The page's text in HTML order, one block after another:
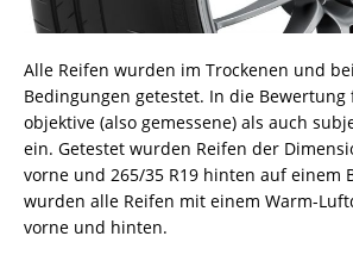
Alle Reifen wurden im Trockenen und
Bedingungen getestet. In die Bewertung
objektive (also gemessene) als auch
ein. Getestet wurden Reifen der
vorne und 265/35 R19 hinten auf einem
wurden alle Reifen mit einem Warm-
vorne und hinten.